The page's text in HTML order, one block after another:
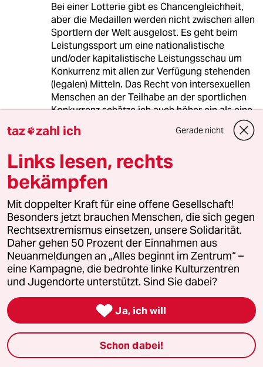
Bei einer Lotterie gibt es Chancengleichheit,
aber die Medaillen werden nicht zwischen allen
Sportlern der Welt ausgelost. Es geht beim
Leistungssport um eine nationalistische
und/oder kapitalistische Leistungsschau um
Konkurrenz mit allen zur Verfügung stehenden
(legalen) Mitteln. Das Recht von intersexuellen
Menschen an der Teilhabe an der sportlichen
Konkurrenz schätze ich auch höher ein als eine
vermeinte, aber so nicht existente
Chancengleichheit. Gene sind nicht "fair" und
ein anderer Mensch. Besser als Ausschlüsse
und Diskriminierung: Das Schauspiel genießen
und die Frage nach einer (utopischen)
Gerechtigkeit im Sport nicht mehr ganz so
wichtig nehmen.
8G 849 (Profil gelöscht)
08.11.2017,08:35 Uhr
@85198 (Profil gelöscht):
"Es geht beim Leistungssport um
eine nationalistische und/oder
kapitalistische Leistungsschau um
Konkurrenz mit allen zur Verfügung
stehenden (legalen) Mitteln."
taz zahl ich Gerade nicht
Links lesen, rechts
bekämpfen
Mit doppelter Kraft für eine offene Gesellschaft!
Besonders jetzt brauchen Menschen, die sich gegen
Rechtsextremismus einsetzen, unsere Solidarität.
Daher gehen 50 Prozent der Einnahmen aus
Neuanmeldungen an „Alles beginnt im Zentrum“ –
eine Kampagne, die bedrohte linke Kulturzentren
und Jugendorte unterstützt. Sind Sie dabei?
 Ja, ich will
Schon dabei!